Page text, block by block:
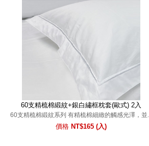
60支精梳棉緞紋+銀白繡框枕套(歐式) 2入
60支精梳棉緞紋系列 有精梳棉細緻的觸感光澤，並...
價格 NT$165 (入)